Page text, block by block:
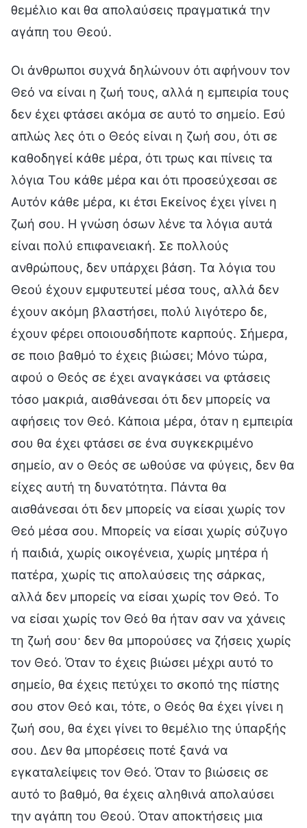
θεμέλιο και θα απολαύσεις πραγματικά την
αγάπη του Θεού.
Οι άνθρωποι συχνά δηλώνουν ότι αφήνουν τον
Θεό να είναι η ζωή τους, αλλά η εμπειρία τους
δεν έχει φτάσει ακόμα σε αυτό το σημείο. Εσύ
απλώς λες ότι ο Θεός είναι η ζωή σου, ότι σε
καθοδηγεί κάθε μέρα, ότι τρως και πίνεις τα
λόγια Του κάθε μέρα και ότι προσεύχεσαι σε
Αυτόν κάθε μέρα, κι έτσι Εκείνος έχει γίνει η
ζωή σου. Η γνώση όσων λένε τα λόγια αυτά
είναι πολύ επιφανειακή. Σε πολλούς
ανθρώπους, δεν υπάρχει βάση. Τα λόγια του
Θεού έχουν εμφυτευτεί μέσα τους, αλλά δεν
έχουν ακόμη βλαστήσει, πολύ λιγότερο δε,
έχουν φέρει οποιουσδήποτε καρπούς. Σήμερα,
σε ποιο βαθμό το έχεις βιώσει; Μόνο τώρα,
αφού ο Θεός σε έχει αναγκάσει να φτάσεις
τόσο μακριά, αισθάνεσαι ότι δεν μπορείς να
αφήσεις τον Θεό. Κάποια μέρα, όταν η εμπειρία
σου θα έχει φτάσει σε ένα συγκεκριμένο
σημείο, αν ο Θεός σε ωθούσε να φύγεις, δεν θα
είχες αυτή τη δυνατότητα. Πάντα θα
αισθάνεσαι ότι δεν μπορείς να είσαι χωρίς τον
Θεό μέσα σου. Μπορείς να είσαι χωρίς σύζυγο
ή παιδιά, χωρίς οικογένεια, χωρίς μητέρα ή
πατέρα, χωρίς τις απολαύσεις της σάρκας,
αλλά δεν μπορείς να είσαι χωρίς τον Θεό. Το
να είσαι χωρίς τον Θεό θα ήταν σαν να χάνεις
τη ζωή σου· δεν θα μπορούσες να ζήσεις χωρίς
τον Θεό. Όταν το έχεις βιώσει μέχρι αυτό το
σημείο, θα έχεις πετύχει το σκοπό της πίστης
σου στον Θεό και, τότε, ο Θεός θα έχει γίνει η
ζωή σου, θα έχει γίνει το θεμέλιο της ύπαρξής
σου. Δεν θα μπορέσεις ποτέ ξανά να
εγκαταλείψεις τον Θεό. Όταν το βιώσεις σε
αυτό το βαθμό, θα έχεις αληθινά απολαύσει
την αγάπη του Θεού. Όταν αποκτήσεις μια